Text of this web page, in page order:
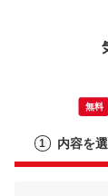
無料
1 内容を